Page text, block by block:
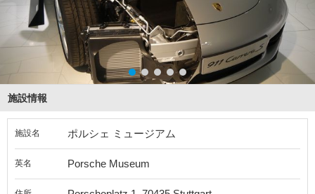
施設情報
施設名 ポルシェ ミュージアム
英名 Porsche Museum